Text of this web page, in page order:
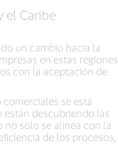
el Caribe
un cambio hacia la
en estas regiones
con la aceptación de
se está
están descubriendo las
no solo se alinea con la
de los procesos,